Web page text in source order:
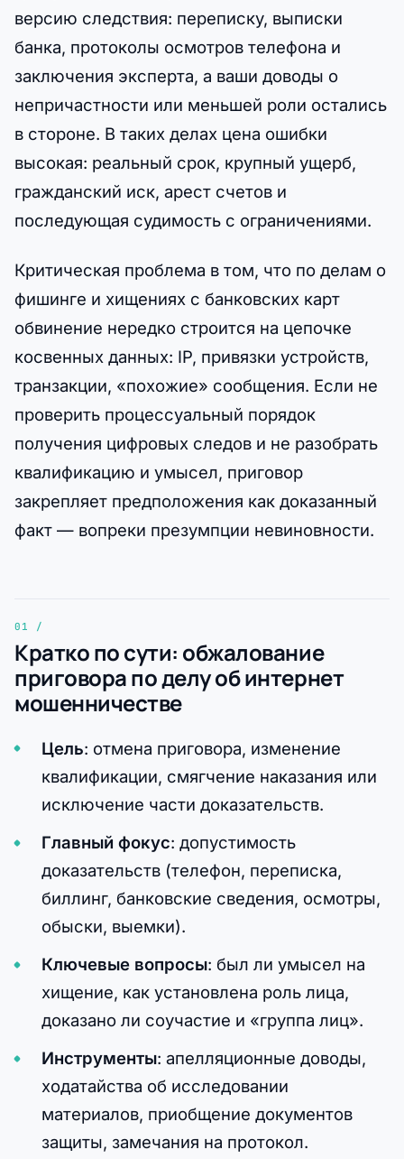
версию следствия: переписку, выписки
банка, протоколы осмотров телефона и
заключения эксперта, а ваши доводы о
непричастности или меньшей роли остались
в стороне. В таких делах цена ошибки
высокая: реальный срок, крупный ущерб,
гражданский иск, арест счетов и
последующая судимость с ограничениями.
Критическая проблема в том, что по делам о
фишинге и хищениях с банковских карт
обвинение нередко строится на цепочке
косвенных данных: IP, привязки устройств,
транзакции, «похожие» сообщения. Если не
проверить процессуальный порядок
получения цифровых следов и не разобрать
квалификацию и умысел, приговор
закрепляет предположения как доказанный
факт — вопреки презумпции невиновности.
Кратко по сути: обжалование
приговора по делу об интернет
мошенничестве
Цель: отмена приговора, изменение
квалификации, смягчение наказания или
исключение части доказательств.
Главный фокус: допустимость
доказательств (телефон, переписка,
биллинг, банковские сведения, осмотры,
обыски, выемки).
Ключевые вопросы: был ли умысел на
хищение, как установлена роль лица,
доказано ли соучастие и «группа лиц».
Инструменты: апелляционные доводы,
ходатайства об исследовании
материалов, приобщение документов
защиты, замечания на протокол.